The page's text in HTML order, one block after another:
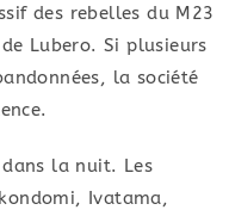
des rebelles du M23
Lubero. Si plusieurs
la société
dans la nuit. Les
Ivatama,